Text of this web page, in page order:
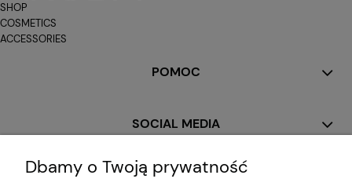
SHOP
COSMETICS
ACCESSORIES
POMOC
SOCIAL MEDIA
MOJE KONTO
Dbamy o Twoją prywatność